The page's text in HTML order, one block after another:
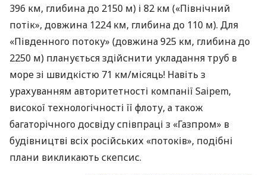
396 км, глибина до 2150 м) і 82 км («Північний
потік», довжина 1224 км, глибина до 110 м). Для
«Південного потоку» (довжина 925 км, глибина до
2250 м) планується здійснити укладання труб в
море зі швидкістю 71 км/місяць! Навіть з
урахуванням авторитетності компанії Saipem,
високої технологічності її флоту, а також
багаторічного досвіду співпраці з «Газпром» в
будівництві всіх російських «потоків», подібні
плани викликають скепсис.